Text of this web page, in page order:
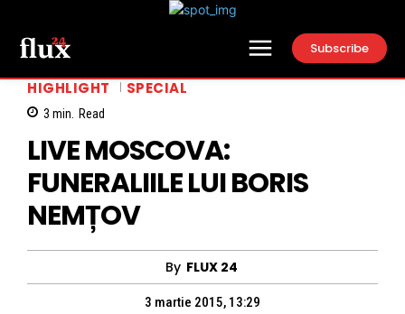
Subscribe
HIGHLIGHT SPECIAL
3 min. Read
LIVE MOSCOVA:
FUNERALIILE LUI BORIS
NEMȚOV
By FLUX 24
3 martie 2015, 13:29